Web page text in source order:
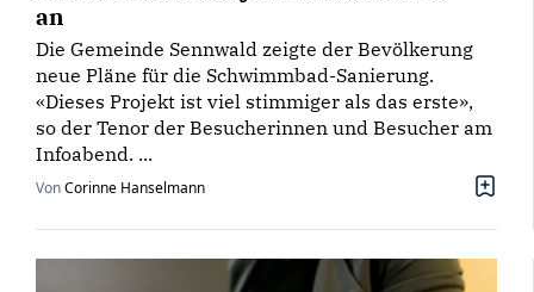
an
Die Gemeinde Sennwald zeigte der Bevölkerung
neue Pläne für die Schwimmbad-Sanierung.
«Dieses Projekt ist viel stimmiger als das erste»,
so der Tenor der Besucherinnen und Besucher am
Infoabend. ...
VonCorinne Hanselmann